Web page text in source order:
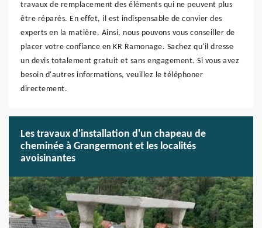
travaux de remplacement des éléments qui ne peuvent plus
être réparés. En effet, il est indispensable de convier des
experts en la matière. Ainsi, nous pouvons vous conseiller de
placer votre confiance en KR Ramonage. Sachez qu'il dresse
un devis totalement gratuit et sans engagement. Si vous avez
besoin d'autres informations, veuillez le téléphoner
directement.
Les travaux d'installation d'un chapeau de
cheminée à Grangermont et les localités
avoisinantes